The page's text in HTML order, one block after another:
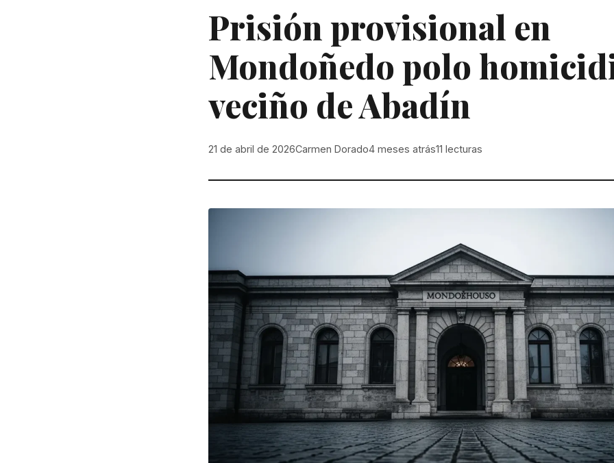
Prisión provisional en
Mondoñedo polo
veciño de Abadín
21 de abril de 2026Carmen Dorado4 meses atrás11 lecturas